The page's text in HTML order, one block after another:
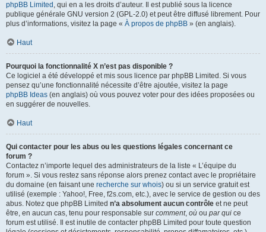
phpBB Limited , qui en a les droits d’auteur. Il est publié sous la licence
publique générale GNU version 2 (GPL-2.0) et peut être diffusé librement. Pour
plus d’informations, visitez la page « À propos de phpBB » (en anglais).
Haut
Pourquoi la fonctionnalité X n’est pas disponible ?
Ce logiciel a été développé et mis sous licence par phpBB Limited. Si vous
pensez qu’une fonctionnalité nécessite d’être ajoutée, visitez la page
phpBB Ideas (en anglais) où vous pouvez voter pour des idées proposées ou
en suggérer de nouvelles.
Haut
Qui contacter pour les abus ou les questions légales concernant ce
forum ?
Contactez n’importe lequel des administrateurs de la liste « L’équipe du
forum ». Si vous restez sans réponse alors prenez contact avec le propriétaire
du domaine (en faisant une recherche sur whois) ou si un service gratuit est
utilisé (exemple : Yahoo!, Free, f2s.com, etc.), avec le service de gestion ou des
abus. Notez que phpBB Limited n’a absolument aucun contrôle et ne peut
être, en aucun cas, tenu pour responsable sur comment, où ou par qui ce
forum est utilisé. Il est inutile de contacter phpBB Limited pour toute question